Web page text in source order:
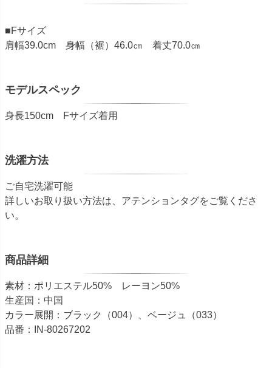
■Fサイズ
肩幅39.0cm 身幅（裾）46.0㎝ 着丈70.0㎝
モデルスペック
身長150cm Fサイズ着用
洗濯方法
ご自宅洗濯可能
詳しいお取り扱い方法は、アテンションタグをご覧くださ
い。
商品詳細
素材：ポリエステル50% レーヨン50%
生産国：中国
カラー展開：ブラック（004）、ベージュ（033）
品番：IN-80267202